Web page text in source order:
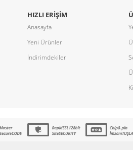
HIZLI ERIŞIM
Anasayfa
Yeni Ürünler
İndirimdekiler